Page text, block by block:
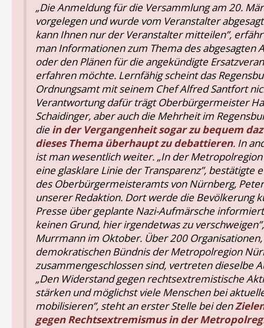
„Die Anmeldung für die Versammlung am 20.
vorgelegen und wurde vom Veranstalter
kann Ihnen nur der Veranstalter mitteilen”,
man Informationen zum Thema des abgesagten
oder den Plänen für die angekündigte
erfahren möchte. Lernfähig scheint das
Ordnungsamt mit seinem Chef Alfred Santfort
Verantwortung dafür trägt Oberbürgermeister
Schaidinger, aber auch die Mehrheit im
die in der Vergangenheit sogar zu bequem
dieses Thema überhaupt zu debattieren. In
ist man wesentlich weiter. „In der
eine glasklare Linie der Transparenz”, bestätigte
des Oberbürgermeisteramts von Nürnberg,
unserer Redaktion. Dort werde die Bevölkerung
Presse über geplante Nazi-Aufmärsche
keinen Grund, hier irgendetwas zu
Murrmann im Oktober. Über 200
demokratischen Bündnis der Metropolregion
zusammengeschlossen sind, vertreten dieselbe
„Den Widerstand gegen rechtsextremistische
stärken und möglichst viele Menschen bei
mobilisieren”, steht an erster Stelle bei den
gegen Rechtsextremismus in der